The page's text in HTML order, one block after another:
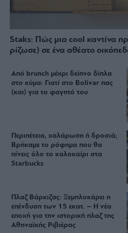
Staks: Πώς μια cool καντίνα
ρίζωσε) σε ένα αθέατο
Από brunch μέχρι δείπνο δίπλα
στο κύμα: Γιατί στο Bolivar πας
(και) για το φαγητό του
Περιπέτεια, χαλάρωση ή δροσιά;
Βρήκαμε το ρόφημα που θα
πίνεις όλο το καλοκαίρι στα
Starbucks
Πλαζ Βάρκιζας: Ξεμπλοκάρει η
επένδυση των 15 εκατ. – Η νέα
εποχή για την ιστορική πλαζ της
Αθηναϊκής Ριβιέρας